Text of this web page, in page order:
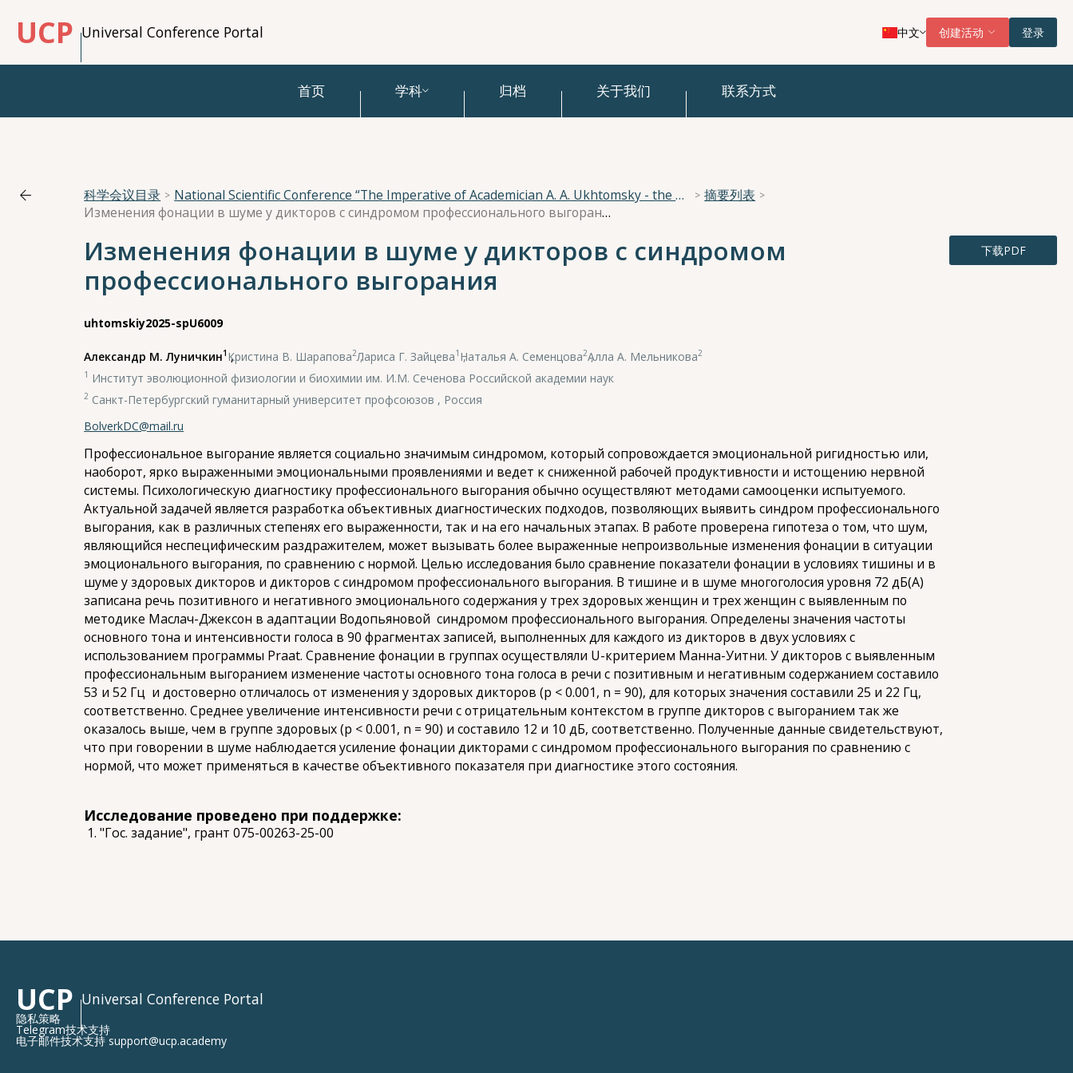
UCP Universal Conference Portal 中文 创建活动 登录
首页 学科 归档 关于我们 联系方式
科学会议目录 National Scientific Conference “The Imperative of Academician A. A. Ukhtomsky - the Brain and its Self-Cognition”
摘要列表
Изменения фонации в шуме у дикторов с синдромом профессионального выгорания
Изменения фонации в шуме у дикторов с синдромом
профессионального выгорания
uhtomskiy2025-spU6009
Александр М. Луничкин1 ,
Кристина В. Шарапова2,
Лариса Г. Зайцева1 ,
Наталья А. Семенцова2,
Алла А. Мельникова2
1 Институт эволюционной физиологии и биохимии им. И.М. Сеченова Российской академии наук
2 Санкт-Петербургский гуманитарный университет профсоюзов , Россия
BolverkDC@mail.ru
Профессиональное выгорание является социально значимым синдромом, который сопровождается эмоциональной ригидностью или,
наоборот, ярко выраженными эмоциональными проявлениями и ведет к сниженной рабочей продуктивности и истощению нервной
системы. Психологическую диагностику профессионального выгорания обычно осуществляют методами самооценки испытуемого.
Актуальной задачей является разработка объективных диагностических подходов, позволяющих выявить синдром профессионального
выгорания, как в различных степенях его выраженности, так и на его начальных этапах. В работе проверена гипотеза о том, что шум,
являющийся неспецифическим раздражителем, может вызывать более выраженные непроизвольные изменения фонации в ситуации
эмоционального выгорания, по сравнению с нормой. Целью исследования было сравнение показатели фонации в условиях тишины и в
шуме у здоровых дикторов и дикторов с синдромом профессионального выгорания. В тишине и в шуме многоголосия уровня 72 дБ(А)
записана речь позитивного и негативного эмоционального содержания у трех здоровых женщин и трех женщин с выявленным по
методике Маслач-Джексон в адаптации Водопьяновой синдромом профессионального выгорания. Определены значения частоты
основного тона и интенсивности голоса в 90 фрагментах записей, выполненных для каждого из дикторов в двух условиях с
использованием программы Praat. Сравнение фонации в группах осуществляли U-критерием Манна-Уитни. У дикторов с выявленным
профессиональным выгоранием изменение частоты основного тона голоса в речи с позитивным и негативным содержанием составило
53 и 52 Гц и достоверно отличалось от изменения у здоровых дикторов (p < 0.001, n = 90), для которых значения составили 25 и 22 Гц,
соответственно. Среднее увеличение интенсивности речи с отрицательным контекстом в группе дикторов с выгоранием так же
оказалось выше, чем в группе здоровых (p < 0.001, n = 90) и составило 12 и 10 дБ, соответственно. Полученные данные свидетельствуют,
что при говорении в шуме наблюдается усиление фонации дикторами с синдромом профессионального выгорания по сравнению с
нормой, что может применяться в качестве объективного показателя при диагностике этого состояния.
Исследование проведено при поддержке:
"Гос. задание", грант 075-00263-25-00
下载PDF
UCP Universal Conference Portal
隐私策略
Telegram技术支持
电子邮件技术支持 support@ucp.academy